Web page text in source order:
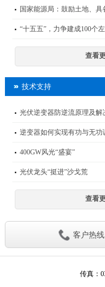
国家能源局：鼓励土地、
“十五五”，力争建成100个
查看
技术支持
光伏逆变器防逆流原理及解
逆变器如何实现有功与无功
400GW风光“盛宴”
光伏龙头“挺进”沙戈荒
查看
客户热线
传真：